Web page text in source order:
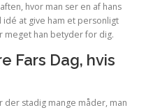
hvor man ser en af hans
at give ham et personligt
han betyder for dig.
Fars Dag, hvis
der stadig mange måder, man